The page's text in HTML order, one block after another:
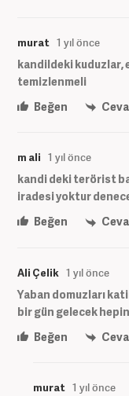
murat 1 yıl önce
kandildeki kuduzlar,
temizlenmeli
Beğen
m ali 1 yıl önce
kandi deki terörist
iradesi yoktur
Beğen
Ali Çelik 1 yıl önce
Yaban domuzları
bir gün gelecek
Beğen
murat 1 yıl önce